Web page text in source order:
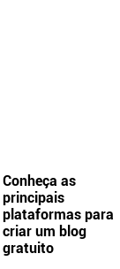
Conheça as
principais
plataformas para
criar um blog
gratuito